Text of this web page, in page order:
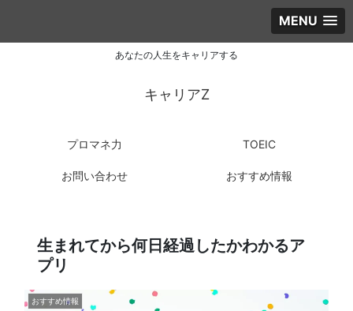
MENU
あなたの人生をキャリアする
キャリアZ
プロマネ力 TOEIC
お問い合わせ おすすめ情報
生まれてから何日経過したかわかるア
プリ
おすすめ情報